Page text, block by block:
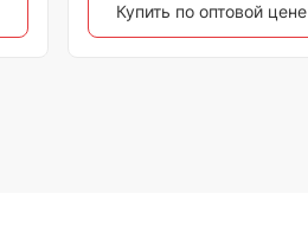
Купить по оптовой цене